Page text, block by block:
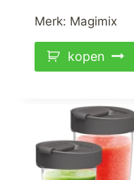
Merk: Magimix
kopen